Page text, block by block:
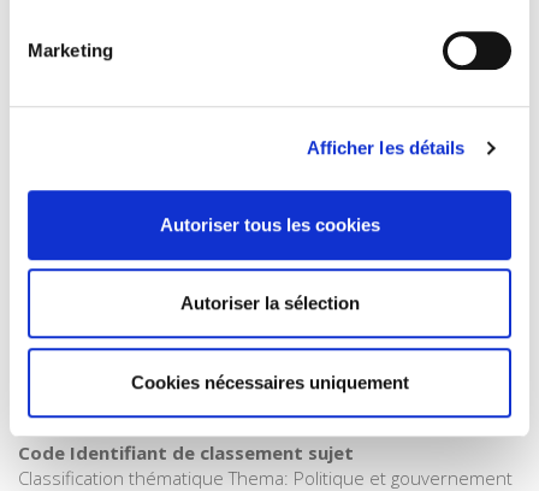
Marketing
Afficher les détails
Autoriser tous les cookies
Autoriser la sélection
Cookies nécessaires uniquement
Internet Hierarchy
Internet Hierarchy>Monde & sociétés
POL000000 POLITICAL SCIENCE
Code publique Onix
06 Professionnel et académique
3283 SCIENCES POLITIQUES
Date de première publication du titre
14 novembre 2011
Code Identifiant de classement sujet
Classification thématique Thema: Politique et gouvernement